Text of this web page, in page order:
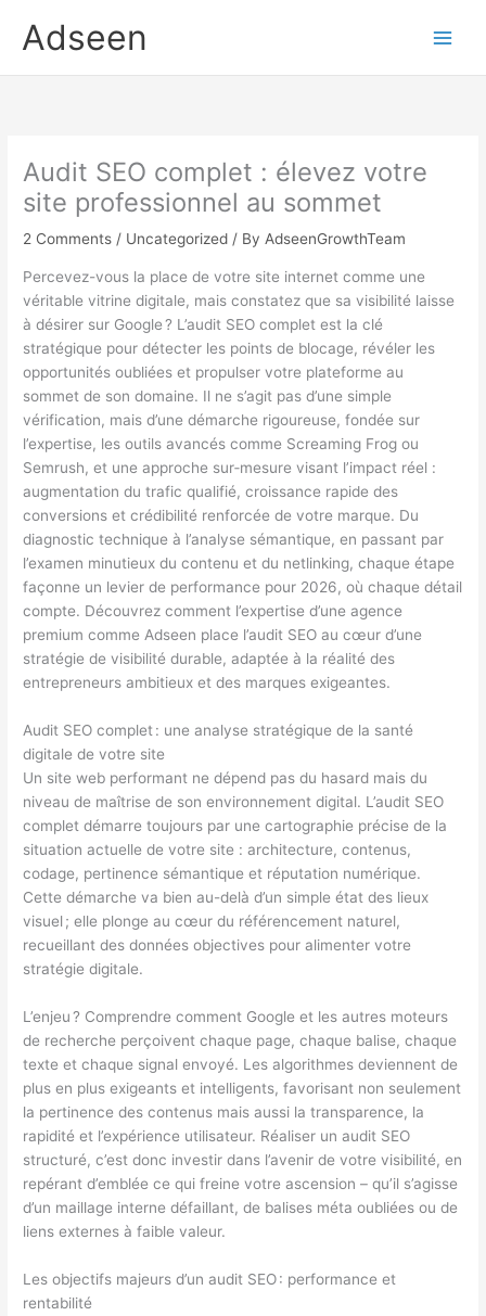
Adseen
Audit SEO complet : élevez votre
site professionnel au sommet
2 Comments / Uncategorized / ByAdseenGrowthTeam
Percevez-vous la place de votre site internet comme une
véritable vitrine digitale, mais constatez que sa visibilité laisse
à désirer sur Google ? L’audit SEO complet est la clé
stratégique pour détecter les points de blocage, révéler les
opportunités oubliées et propulser votre plateforme au
sommet de son domaine. Il ne s’agit pas d’une simple
vérification, mais d’une démarche rigoureuse, fondée sur
l’expertise, les outils avancés comme Screaming Frog ou
Semrush, et une approche sur‑mesure visant l’impact réel :
augmentation du trafic qualifié, croissance rapide des
conversions et crédibilité renforcée de votre marque. Du
diagnostic technique à l’analyse sémantique, en passant par
l’examen minutieux du contenu et du netlinking, chaque étape
façonne un levier de performance pour 2026, où chaque détail
compte. Découvrez comment l’expertise d’une agence
premium comme Adseen place l’audit SEO au cœur d’une
stratégie de visibilité durable, adaptée à la réalité des
entrepreneurs ambitieux et des marques exigeantes.
Audit SEO complet : une analyse stratégique de la santé
digitale de votre site
Un site web performant ne dépend pas du hasard mais du
niveau de maîtrise de son environnement digital. L’audit SEO
complet démarre toujours par une cartographie précise de la
situation actuelle de votre site : architecture, contenus,
codage, pertinence sémantique et réputation numérique.
Cette démarche va bien au-delà d’un simple état des lieux
visuel ; elle plonge au cœur du référencement naturel,
recueillant des données objectives pour alimenter votre
stratégie digitale.
L’enjeu ? Comprendre comment Google et les autres moteurs
de recherche perçoivent chaque page, chaque balise, chaque
texte et chaque signal envoyé. Les algorithmes deviennent de
plus en plus exigeants et intelligents, favorisant non seulement
la pertinence des contenus mais aussi la transparence, la
rapidité et l’expérience utilisateur. Réaliser un audit SEO
structuré, c’est donc investir dans l’avenir de votre visibilité, en
repérant d’emblée ce qui freine votre ascension – qu’il s’agisse
d’un maillage interne défaillant, de balises méta oubliées ou de
liens externes à faible valeur.
Les objectifs majeurs d’un audit SEO : performance et
rentabilité